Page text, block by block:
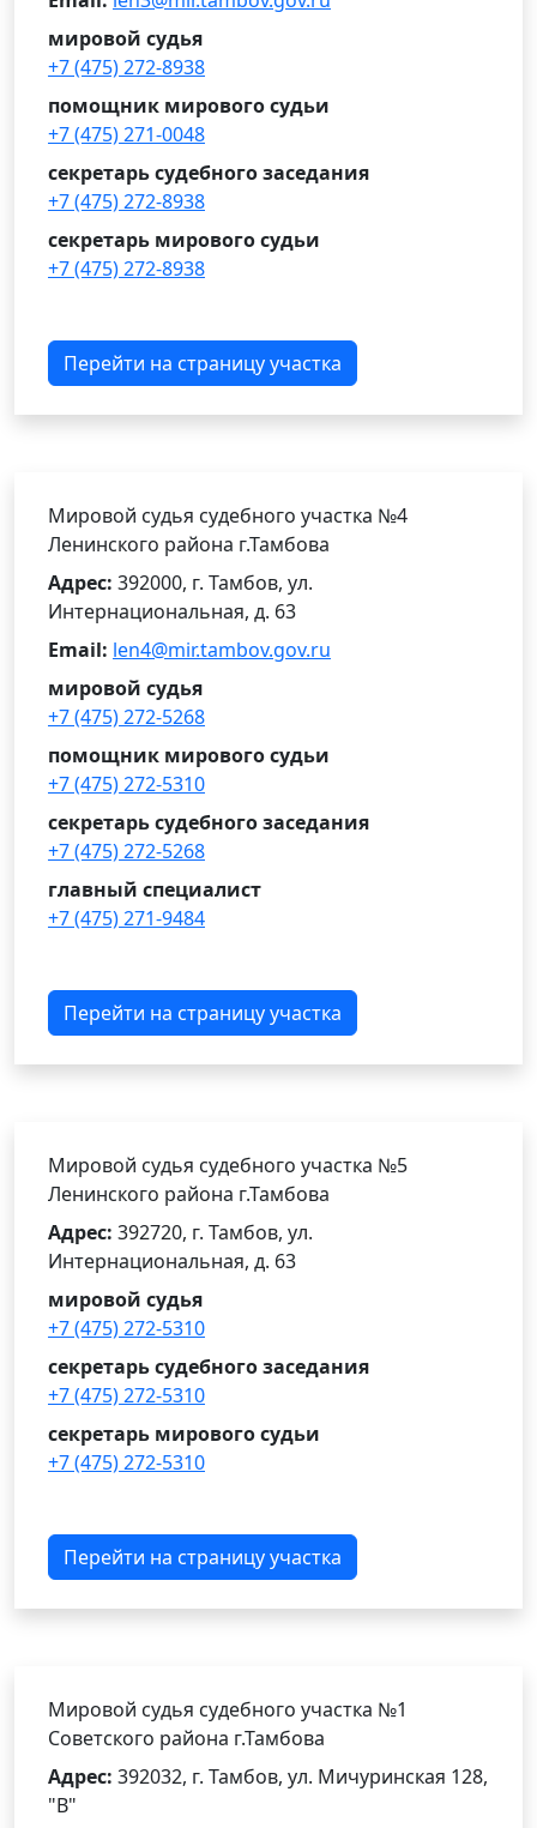
мировой судья
+7 (475) 272-8938
помощник мирового судьи
+7 (475) 271-0048
секретарь судебного заседания
+7 (475) 272-8938
секретарь мирового судьи
+7 (475) 272-8938
Перейти на страницу участка
Мировой судья судебного участка №4
Ленинского района г.Тамбова
Адрес: 392000, г. Тамбов, ул.
Интернациональная, д. 63
Email: len4@mir.tambov.gov.ru
мировой судья
+7 (475) 272-5268
помощник мирового судьи
+7 (475) 272-5310
секретарь судебного заседания
+7 (475) 272-5268
главный специалист
+7 (475) 271-9484
Перейти на страницу участка
Мировой судья судебного участка №5
Ленинского района г.Тамбова
Адрес: 392720, г. Тамбов, ул.
Интернациональная, д. 63
мировой судья
+7 (475) 272-5310
секретарь судебного заседания
+7 (475) 272-5310
cекретарь мирового судьи
+7 (475) 272-5310
Перейти на страницу участка
Мировой судья судебного участка №1
Советского района г.Тамбова
Адрес: 392032, г. Тамбов, ул. Мичуринская 128,
"В"